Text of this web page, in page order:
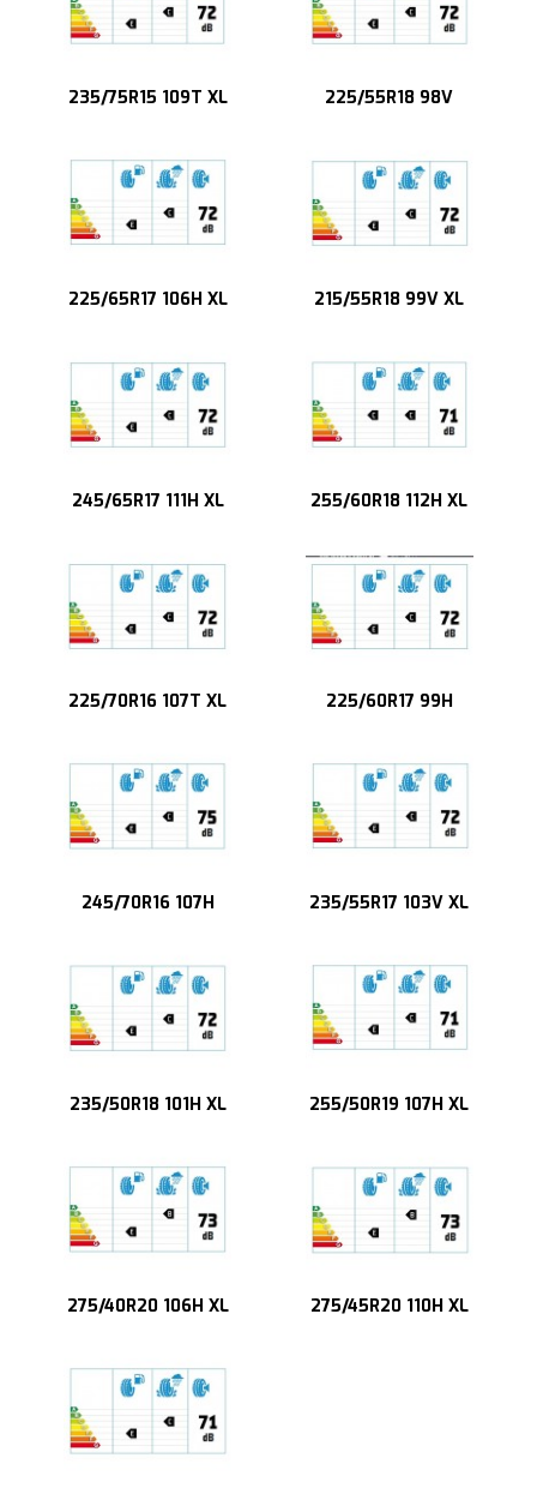
235/75R15 109T XL 225/55R18 98V
225/65R17 106H XL 215/55R18 99V XL
245/65R17 111H XL 255/60R18 112H XL
225/70R16 107T XL 225/60R17 99H
245/70R16 107H 235/55R17 103V XL
235/50R18 101H XL 255/50R19 107H XL
275/40R20 106H XL 275/45R20 110H XL